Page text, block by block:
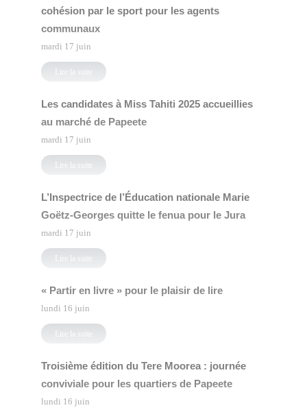
cohésion par le sport pour les agents
communaux
mardi 17 juin
Lire la suite
Les candidates à Miss Tahiti 2025 accueillies
au marché de Papeete
mardi 17 juin
Lire la suite
L’Inspectrice de l’Éducation nationale Marie
Goëtz-Georges quitte le fenua pour le Jura
mardi 17 juin
Lire la suite
« Partir en livre » pour le plaisir de lire
lundi 16 juin
Lire la suite
Troisième édition du Tere Moorea : journée
conviviale pour les quartiers de Papeete
lundi 16 juin